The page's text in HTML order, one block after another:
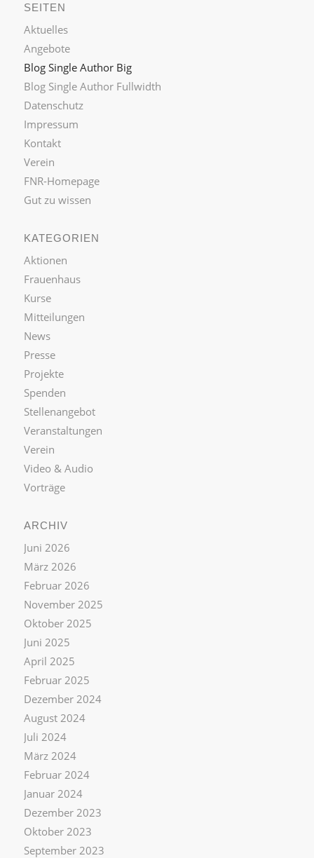
SEITEN
Aktuelles
Angebote
Blog Single Author Big
Blog Single Author Fullwidth
Datenschutz
Impressum
Kontakt
Verein
FNR-Homepage
Gut zu wissen
KATEGORIEN
Aktionen
Frauenhaus
Kurse
Mitteilungen
News
Presse
Projekte
Spenden
Stellenangebot
Veranstaltungen
Verein
Video & Audio
Vorträge
ARCHIV
Juni 2026
März 2026
Februar 2026
November 2025
Oktober 2025
Juni 2025
April 2025
Februar 2025
Dezember 2024
August 2024
Juli 2024
März 2024
Februar 2024
Januar 2024
Dezember 2023
Oktober 2023
September 2023